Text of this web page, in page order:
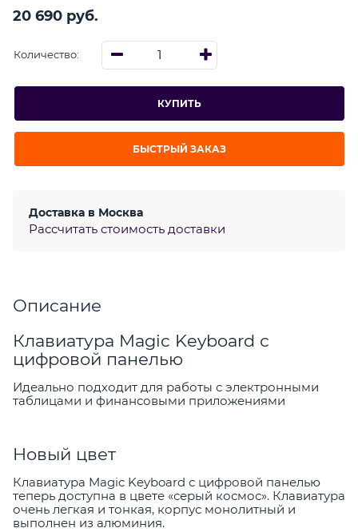
20 690 руб.
Количество:
КУПИТЬ
БЫСТРЫЙ ЗАКАЗ
Доставка в Москва
Рассчитать стоимость доставки
Описание
Клавиатура Magic Keyboard с
цифровой панелью
Идеально подходит для работы с электронными
таблицами и финансовыми приложениями
Новый цвет
Клавиатура Magic Keyboard с цифровой панелью
теперь доступна в цвете «серый космос». Клавиатура
очень легкая и тонкая, корпус монолитный и
выполнен из алюминия.